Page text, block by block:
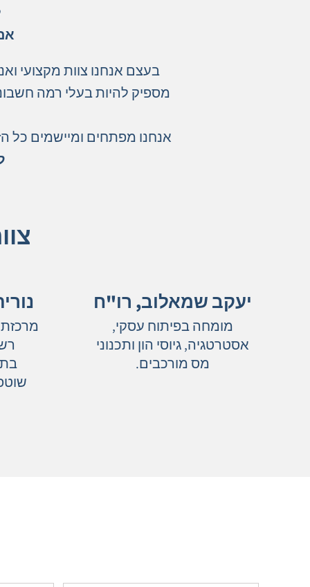
בעצם אנחנו צוות מקצועי
אנחנו מפתחים ומיישמים כל
יעקב שמאלוב, רו"ח
מומחה בפיתוח עסקי,
אסטרטגיה, גיוסי הון ותכנוני
מס מורכבים.